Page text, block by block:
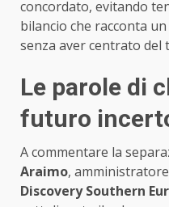
concordato, evitando
bilancio che racconta
senza aver centrato
Le parole di
futuro
A commentare la
Araimo,
Discovery Southern